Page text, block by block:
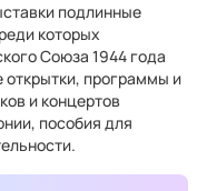
подлинные
которых
Союза 1944 года
программы и
и концертов
пособия для